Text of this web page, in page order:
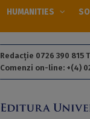
HUMANITIES
Redacție 0726 390 815
Comenzi on-line: +(4)